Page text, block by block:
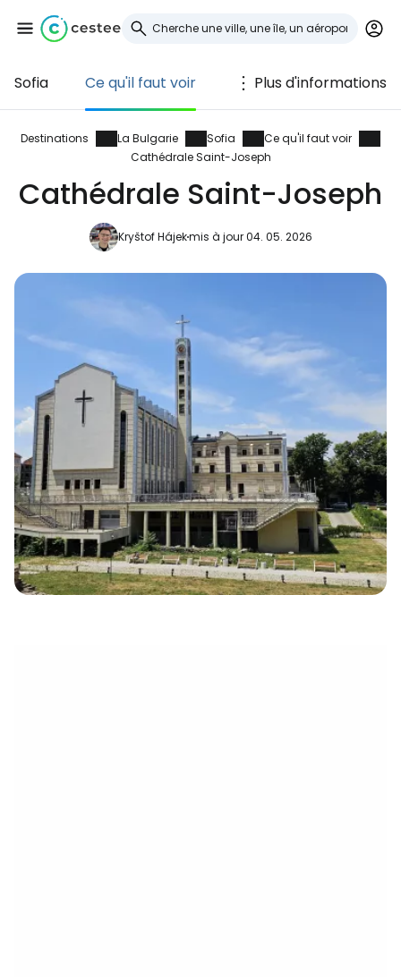
Sofia Ce qu'il faut voir Plus d'informations
Destinations La Bulgarie Sofia
Ce qu'il faut voir
Cathédrale Saint-Joseph
Cathédrale Saint-Joseph
Kryštof Hájekmis à jour 04. 05. 2026
Se connecter à
Cestee
... la communauté mondiale des voyageurs
Continuer avec Google
Continuer avec Facebook
Poursuivre avec le courrier
électronique